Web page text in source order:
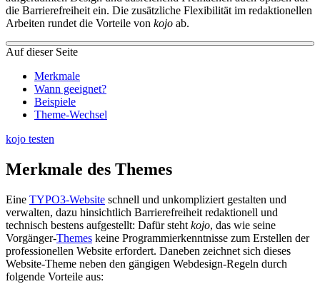
die Barrierefreiheit ein. Die zusätzliche Flexibilität im redaktionellen
Arbeiten rundet die Vorteile von kojo ab.
Auf dieser Seite
Merkmale
Wann geeignet?
Beispiele
Theme-Wechsel
kojo testen
Merkmale des Themes
Eine TYPO3-Website schnell und unkompliziert gestalten und
verwalten, dazu hinsichtlich Barrierefreiheit redaktionell und
technisch bestens aufgestellt: Dafür steht kojo, das wie seine
Vorgänger-Themes keine Programmierkenntnisse zum Erstellen der
professionellen Website erfordert. Daneben zeichnet sich dieses
Website-Theme neben den gängigen Webdesign-Regeln durch
folgende Vorteile aus: